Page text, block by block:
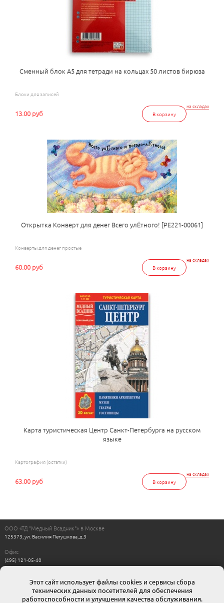
Сменный блок А5 для тетради на кольцах 50 листов бирюза
Блоки для записей
на складах
В корзину
13.00 руб
Открытка Конверт для денег Всего улЁтного! [РЕ221-00061]
Конверты для денег простые
на складах
В корзину
60.00 руб
Карта туристическая Центр Санкт-Петербурга на русском
языке
Картография (остатки)
на складах
В корзину
63.00 руб
ООО «ТД "Медный Всадник"» в Москве
125373, ул. Василия Петушкова, д.3
Офис
(495) 121-05-40
Пн-Пт с 11:00 до 17:00
Интернет магазин
8-800-511-00-88
г. Москва: moskow@mvsadnik.ru
Этот сайт использует файлы cookies и сервисы сбора
технических данных посетителей для обеспечения
работоспособности и улучшения качества обслуживания.